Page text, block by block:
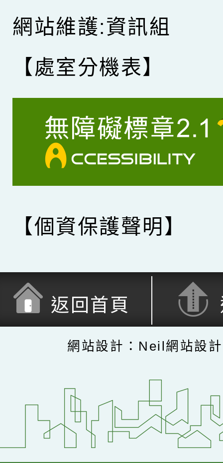
網站維護:資訊組
【處室分機表】
【個資保護聲明】
返回首頁
網站設計：Neil網站設